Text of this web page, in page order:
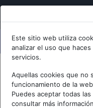
Este sitio web utiliza
analizar el uso que
servicios.
Aquellas cookies que no
funcionamiento de la
Puedes aceptar todas
consultar más